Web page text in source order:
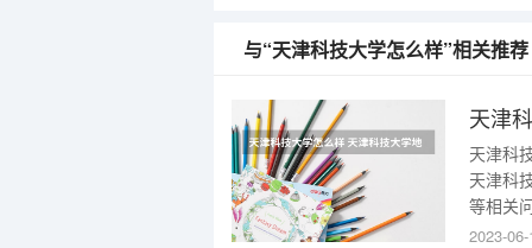
与“天津科技大学怎么样”相关推荐
天津
天津科
天津科
等相关
有3个
2023-